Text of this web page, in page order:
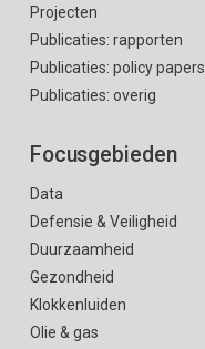
Projecten
Publicaties: rapporten
Publicaties: policy papers
Publicaties: overig
Focusgebieden
Data
Defensie & Veiligheid
Duurzaamheid
Gezondheid
Klokkenluiden
Olie & gas